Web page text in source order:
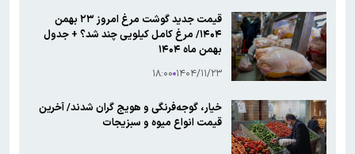
قیمت جدید گوشت مرغ امروز ۲۳ بهمن
۱۴۰۴/ مرغ کامل کیلویی چند شد؟ + جدول
بهمن ماه ۱۴۰۴
۱۴۰۴/۱۱/۲۳ ۱۸:۰۰
خیار، گوجه‌فرنگی و هویج گران شدند/ آخرین
قیمت انواع میوه و سبزیجات